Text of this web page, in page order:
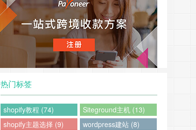
热门标签
shopify教程 (74)
Siteground主机 (13)
shopify主题选择 (9)
wordpress建站 (8)